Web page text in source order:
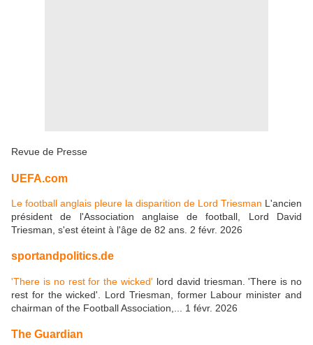
Revue de Presse
UEFA.com
Le football anglais pleure la disparition de Lord Triesman L'ancien
président de l'Association anglaise de football, Lord David
Triesman, s'est éteint à l'âge de 82 ans. 2 févr. 2026
sportandpolitics.de
'There is no rest for the wicked' lord david triesman. 'There is no
rest for the wicked'. Lord Triesman, former Labour minister and
chairman of the Football Association,... 1 févr. 2026
The Guardian